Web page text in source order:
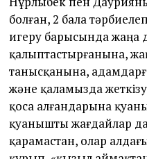
болған, 2 бала
игеру барысында жаңа
қалыптастырғанына,
танысқанына,
және қаламызда
қоса алғандарына
қуанышты жағдайлар
қарамастан, олар